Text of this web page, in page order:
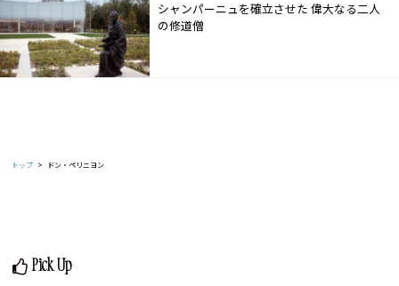
シャンパーニュを確立させた 偉大なる二人
の修道僧
トップ ドン・ペリニヨン
Pick Up